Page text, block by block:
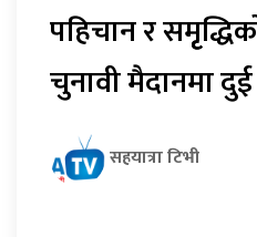
पहिचान र
चुनावी मैदानमा
सहयात्रा टिभी